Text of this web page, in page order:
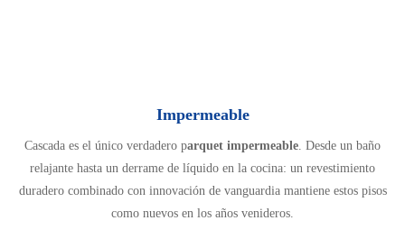
Impermeable
Cascada es el único verdadero parquet impermeable. Desde un baño
relajante hasta un derrame de líquido en la cocina: un revestimiento
duradero combinado con innovación de vanguardia mantiene estos pisos
como nuevos en los años venideros.